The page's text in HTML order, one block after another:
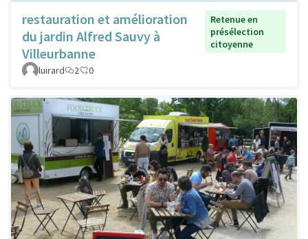
restauration et amélioration
du jardin Alfred Sauvy à
Villeurbanne
Retenue en
présélection
citoyenne
luirard 2 0